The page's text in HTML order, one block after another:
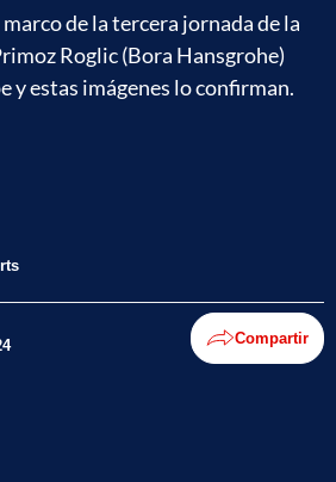
de la tercera jornada de la
Roglic (Bora Hansgrohe)
y estas imágenes lo confirman.
Compartir